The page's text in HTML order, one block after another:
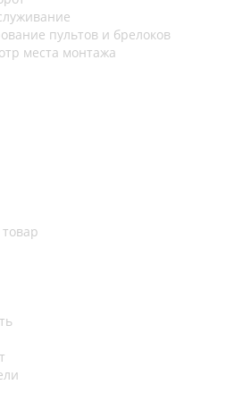
пультов и брелоков
места монтажа